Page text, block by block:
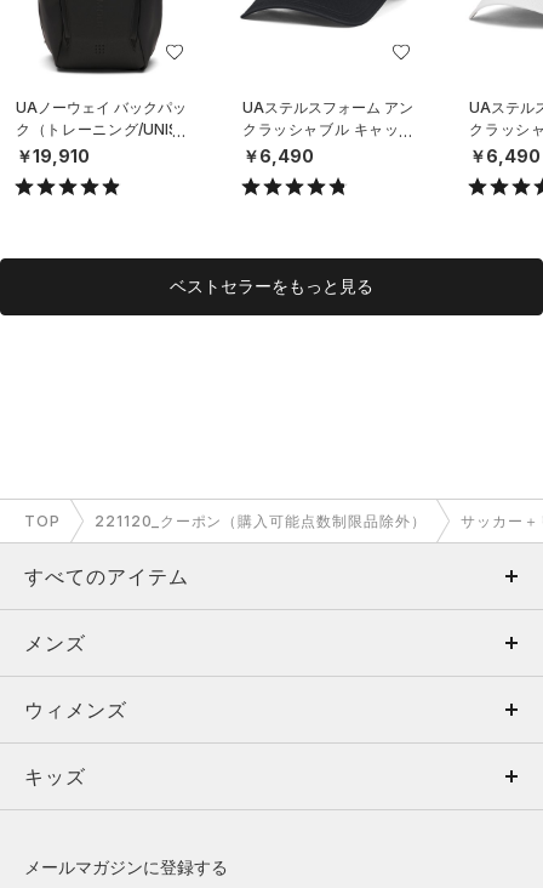
UAノーウェイ バックパッ
ク（トレーニング/UNISE
X）
￥19,910
UAステルスフォーム アン
クラッシャブル キャップ
（ライフスタイル/UNISE
X）
￥6,490
UAステル
クラッシ
（ライフ
X）
￥6,490
ベストセラーをもっと見る
TOP 221120_クーポン（購入可能点数制限品除外） サッカー
すべてのアイテム
メンズ
ウィメンズ
キッズ
メンズ
トップス
ボトムス
ウィメンズ
トップス
キッズ
メールマガジンに登録する